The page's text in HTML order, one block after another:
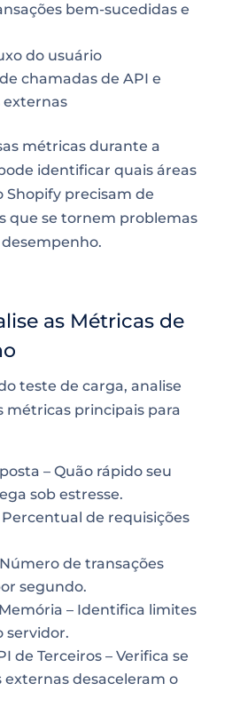
bem-sucedidas e
do usuário
chamadas de API e
externas
métricas durante a
identificar quais áreas
Shopify precisam de
que se tornem problemas
as Métricas de
teste de carga, analise
métricas principais para
– Quão rápido seu
sob estresse.
Percentual de requisições
de transações
segundo.
– Identifica limites
servidor.
de Terceiros – Verifica se
externas desaceleram o